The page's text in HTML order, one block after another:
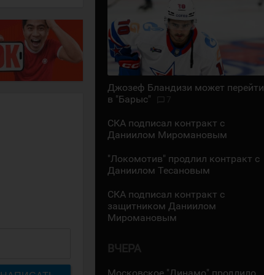
Джозеф Бландизи может перейти
в "Барыс"
7
СКА подписал контракт с
Даниилом Миромановым
"Локомотив" продлил контракт с
Даниилом Тесановым
СКА подписал контракт с
защитником Даниилом
Миромановым
ВЧЕРА